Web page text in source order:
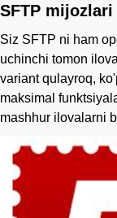
SFTP mijozlari
Siz SFTP ni ham
uchinchi tomon
variant qulayroq,
maksimal
mashhur ilovalarni